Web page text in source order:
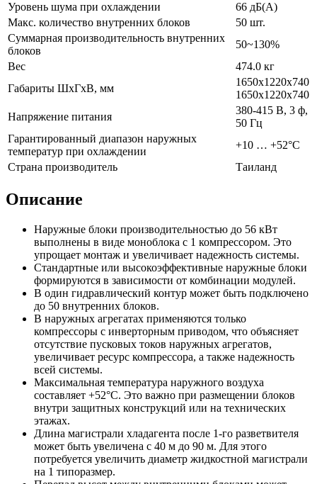
Уровень шума при охлаждении
66 дБ(А)
Макс. количество внутренних блоков
50 шт.
Суммарная производительность внутренних
блоков
50~130%
Вес
474.0 кг
Габариты ШхГхВ, мм
1650x1220x740
1650x1220x740
Напряжение питания
380-415 В, 3 ф,
50 Гц
Гарантированный диапазон наружных
температур при охлаждении
+10 … +52°C
Страна производитель
Таиланд
Описание
Наружные блоки производительностью до 56 кВт
выполнены в виде моноблока с 1 компрессором. Это
упрощает монтаж и увеличивает надежность системы.
Стандартные или высокоэффективные наружные блоки
формируются в зависимости от комбинации модулей.
В один гидравлический контур может быть подключено
до 50 внутренних блоков.
В наружных агрегатах применяются только
компрессоры с инверторным приводом, что объясняет
отсутствие пусковых токов наружных агрегатов,
увеличивает ресурс компрессора, а также надежность
всей системы.
Максимальная температура наружного воздуха
составляет +52°С. Это важно при размещении блоков
внутри защитных конструкций или на технических
этажах.
Длина магистрали хладагента после 1-го разветвителя
может быть увеличена с 40 м до 90 м. Для этого
потребуется увеличить диаметр жидкостной магистрали
на 1 типоразмер.